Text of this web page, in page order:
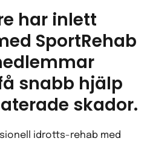
har inlett
SportRehab
snabb hjälp
skador.
idrotts-rehab med